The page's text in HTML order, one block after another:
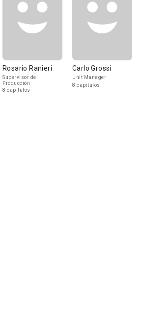
Rosario Ranieri
Supervisor de
Producción
8 capítulos
Carlo Grossi
Unit Manager
8 capítulos